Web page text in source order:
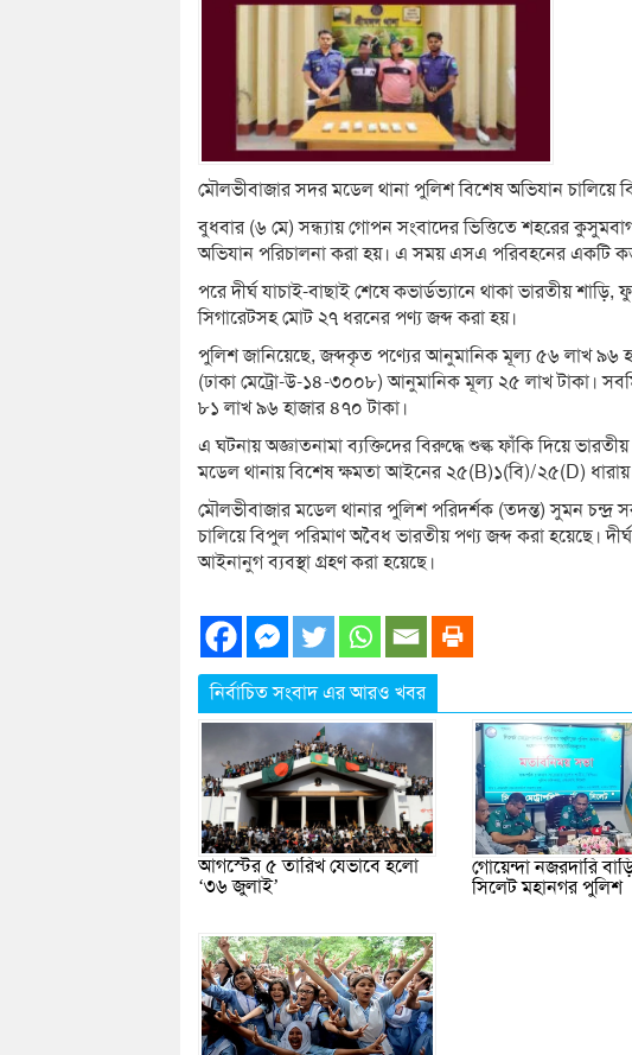
মৌলভীবাজার সদর মডেল থানা পুলিশ বিশেষ অভিযান চালিয়ে
বুধবার (৬ মে) সন্ধ্যায় গোপন সংবাদের ভিত্তিতে শহরের
অভিযান পরিচালনা করা হয়। এ সময় এসএ পরিবহনের একটি
পরে দীর্ঘ যাচাই-বাছাই শেষে কভার্ডভ্যানে থাকা ভারতীয়
সিগারেটসহ মোট ২৭ ধরনের পণ্য জব্দ করা হয়।
পুলিশ জানিয়েছে, জব্দকৃত পণ্যের আনুমানিক মূল্য ৫৬ লাখ ৯৬
(ঢাকা মেট্রো-উ-১৪-৩০০৮) আনুমানিক মূল্য ২৫ লাখ টাকা।
৮১ লাখ ৯৬ হাজার ৪৭০ টাকা।
এ ঘটনায় অজ্ঞাতনামা ব্যক্তিদের বিরুদ্ধে শুল্ক ফাঁকি দিয়ে
মডেল থানায় বিশেষ ক্ষমতা আইনের ২৫(B)১(বি)/২৫(D) ধারায়
মৌলভীবাজার মডেল থানার পুলিশ পরিদর্শক (তদন্ত) সুমন চন্দ্র
চালিয়ে বিপুল পরিমাণ অবৈধ ভারতীয় পণ্য জব্দ করা হয়েছে।
আইনানুগ ব্যবস্থা গ্রহণ করা হয়েছে।
নির্বাচিত সংবাদ এর আরও খবর
আগস্টের ৫ তারিখ যেভাবে হলো
‘৩৬ জুলাই’
গোয়েন্দা নজরদারি
সিলেট মহানগর পুলিশ